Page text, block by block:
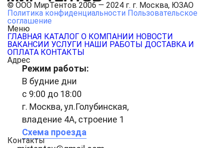
© ООО МирТентов 2006 — 2024 г. г. Москва, ЮЗАО
Политика конфиденциальности Пользовательское
соглашение
Меню
ГЛАВНАЯ КАТАЛОГ О КОМПАНИИ НОВОСТИ
ВАКАНСИИ УСЛУГИ НАШИ РАБОТЫ ДОСТАВКА И
ОПЛАТА КОНТАКТЫ
Адрес
Режим работы:
В будние дни
с 9:00 до 18:00
г. Москва, ул.Голубинская,
владение 4А, строение 1
Схема проезда
Контакты